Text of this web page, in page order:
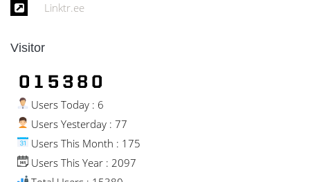
Linktr.ee
Visitor
Users Today : 6
Users Yesterday : 77
Users This Month : 175
Users This Year : 2097